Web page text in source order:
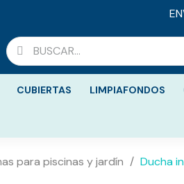
CUBIERTAS LIMPIAFONDOS
para piscinas y jardín Ducha